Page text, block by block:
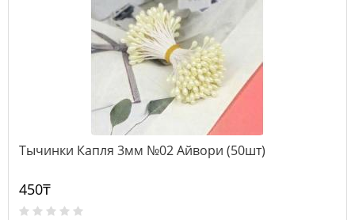
Тычинки Капля 3мм №02 Айвори (50шт)
450₸